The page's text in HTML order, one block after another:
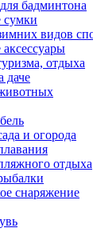
бадминтона
видов
отдыха
и огорода
отдыха
снаряжение